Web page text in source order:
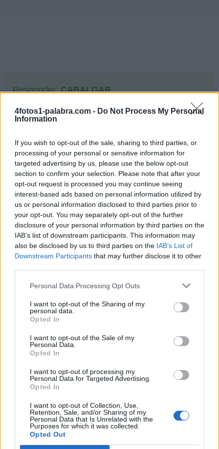
4fotos1-palabra.com - Do Not Process My Personal
Information
If you wish to opt-out of the sale, sharing to third parties, or
processing of your personal or sensitive information for
targeted advertising by us, please use the below opt-out
section to confirm your selection. Please note that after your
opt-out request is processed you may continue seeing
interest-based ads based on personal information utilized by
us or personal information disclosed to third parties prior to
your opt-out. You may separately opt-out of the further
disclosure of your personal information by third parties on the
IAB’s list of downstream participants. This information may
also be disclosed by us to third parties on the IAB’s List of
Downstream Participants that may further disclose it to other
Personal Data Processing Opt Outs
I want to opt-out of the Sharing of my
personal data.
Opted In
I want to opt-out of the Sale of my
Personal Data.
Opted In
I want to opt-out of processing my
Personal Data for Targeted Advertising.
Opted In
I want to opt-out of Collection, Use,
Retention, Sale, and/or Sharing of my
Personal Data that Is Unrelated with the
Purposes for which it was collected.
Opted Out
Responder:CABALGAR
Rompecabezas de bonificación:
Responder:TECNICO